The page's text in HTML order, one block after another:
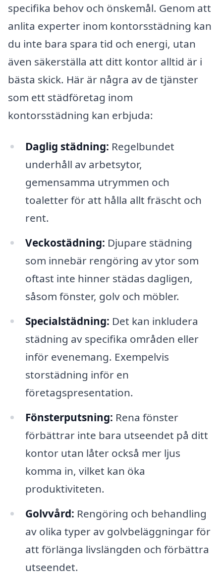
specifika behov och önskemål. Genom att
anlita experter inom kontorsstädning kan
du inte bara spara tid och energi, utan
även säkerställa att ditt kontor alltid är i
bästa skick. Här är några av de tjänster
som ett städföretag inom
kontorsstädning kan erbjuda:
Daglig städning: Regelbundet
underhåll av arbetsytor,
gemensamma utrymmen och
toaletter för att hålla allt fräscht och
rent.
Veckostädning: Djupare städning
som innebär rengöring av ytor som
oftast inte hinner städas dagligen,
såsom fönster, golv och möbler.
Specialstädning: Det kan inkludera
städning av specifika områden eller
inför evenemang. Exempelvis
storstädning inför en
företagspresentation.
Fönsterputsning: Rena fönster
förbättrar inte bara utseendet på ditt
kontor utan låter också mer ljus
komma in, vilket kan öka
produktiviteten.
Golvvård: Rengöring och behandling
av olika typer av golvbeläggningar för
att förlänga livslängden och förbättra
utseendet.